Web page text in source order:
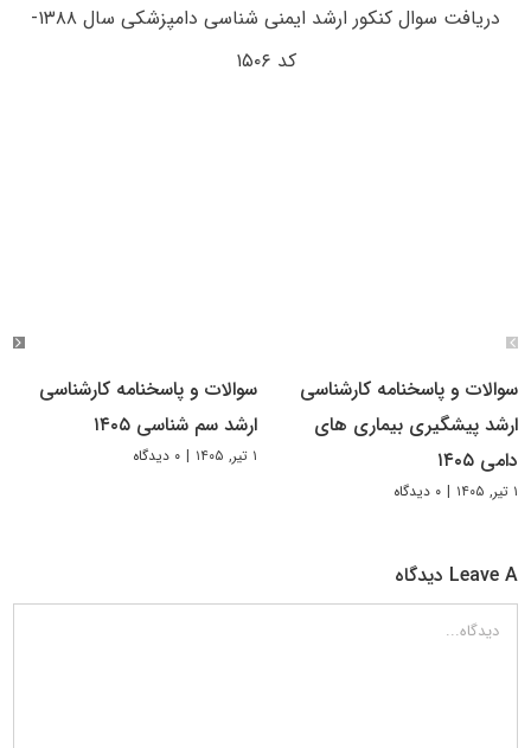
دریافت سوال کنکور ارشد ایمنی شناسی دامپزشکی سال ۱۳۸۸-
کد ۱۵۰۶
سوالات و پاسخنامه کارشناسی
ارشد پیشگیری بیماری های
دامی ۱۴۰۵
۱ تیر, ۱۴۰۵ | ۰ دیدگاه
سوالات و پاسخنامه کارشناسی
ارشد سم شناسی ۱۴۰۵
۱ تیر, ۱۴۰۵ | ۰ دیدگاه
Leave A دیدگاه
دیدگاه